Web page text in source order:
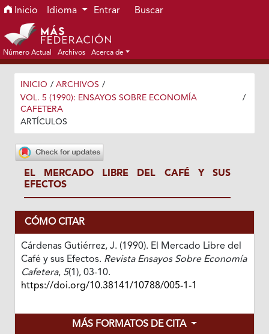
Ir al menú de navegación principal
Ir al contenido principal
Ir al pie de página del sitio
Inicio Idioma Entrar Buscar
Número Actual Archivos Acerca de
INICIO / ARCHIVOS /
VOL. 5 (1990): ENSAYOS SOBRE ECONOMÍA
CAFETERA
/
ARTÍCULOS
EL MERCADO LIBRE DEL CAFÉ Y SUS
EFECTOS
CÓMO CITAR
Cárdenas Gutiérrez, J. (1990). El Mercado Libre del
Café y sus Efectos. Revista Ensayos Sobre Economía
Cafetera, 5(1), 03-10.
https://doi.org/10.38141/10788/005-1-1
MÁS FORMATOS DE CITA